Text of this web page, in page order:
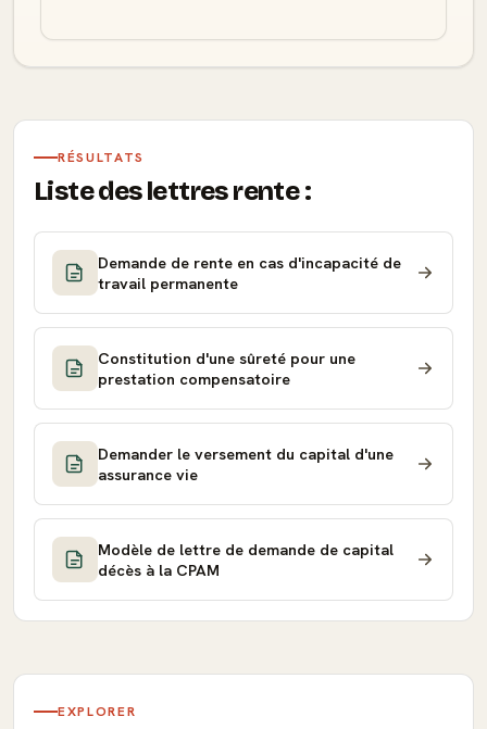
RÉSULTATS
Liste des lettres rente :
Demande de rente en cas d'incapacité de
travail permanente
Constitution d'une sûreté pour une
prestation compensatoire
Demander le versement du capital d'une
assurance vie
Modèle de lettre de demande de capital
décès à la CPAM
EXPLORER